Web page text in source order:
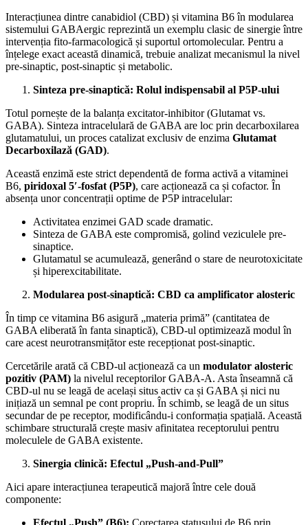
Interacțiunea dintre canabidiol (CBD) și vitamina B6 în modularea
sistemului GABAergic reprezintă un exemplu clasic de sinergie între
intervenția fito-farmacologică și suportul ortomolecular. Pentru a
înțelege exact această dinamică, trebuie analizat mecanismul la nivel
pre-sinaptic, post-sinaptic și metabolic.
Sinteza pre-sinaptică: Rolul indispensabil al P5P-ului
​Totul pornește de la balanța excitator-inhibitor (Glutamat vs.
GABA). Sinteza intracelulară de GABA are loc prin decarboxilarea
glutamatului, un proces catalizat exclusiv de enzima Glutamat
Decarboxilază (GAD).
​Această enzimă este strict dependentă de forma activă a vitaminei
B6, piridoxal 5′-fosfat (P5P), care acționează ca și cofactor. În
absența unor concentrații optime de P5P intracelular:
​Activitatea enzimei GAD scade dramatic.
​Sinteza de GABA este compromisă, golind veziculele pre-
sinaptice.
​Glutamatul se acumulează, generând o stare de neurotoxicitate
și hiperexcitabilitate.
Modularea post-sinaptică: CBD ca amplificator alosteric
​În timp ce vitamina B6 asigură „materia primă” (cantitatea de
GABA eliberată în fanta sinaptică), CBD-ul optimizează modul în
care acest neurotransmițător este recepționat post-sinaptic.
​Cercetările arată că CBD-ul acționează ca un modulator alosteric
pozitiv (PAM) la nivelul receptorilor GABA-A. Asta înseamnă că
CBD-ul nu se leagă de același situs activ ca și GABA și nici nu
inițiază un semnal pe cont propriu. În schimb, se leagă de un situs
secundar de pe receptor, modificându-i conformația spațială. Această
schimbare structurală crește masiv afinitatea receptorului pentru
moleculele de GABA existente.
Sinergia clinică: Efectul „Push-and-Pull”
​Aici apare interacțiunea terapeutică majoră între cele două
componente:
Efectul „Push” (B6): Corectarea statusului de B6 prin